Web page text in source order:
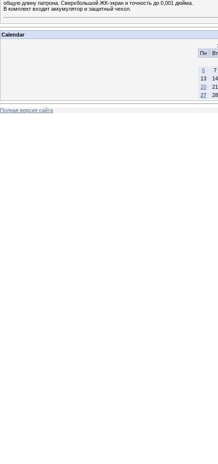
общую длину патрона. Сверхбольшой ЖК-экран и точность до 0,001 дюйма.
В комплект входит аккумулятор и защитный чехол.
Calendar
Пн
Вт
6
7
13
14
20
21
27
28
Полная версия сайта